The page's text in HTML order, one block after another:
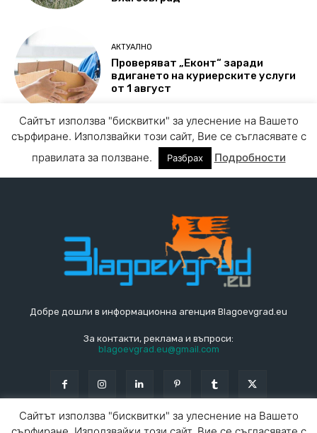
Добре дошли в информационна агенция Blagoevgrad.eu
За контакти, реклама и въпроси:
blagoevgrad.eu@gmail.com